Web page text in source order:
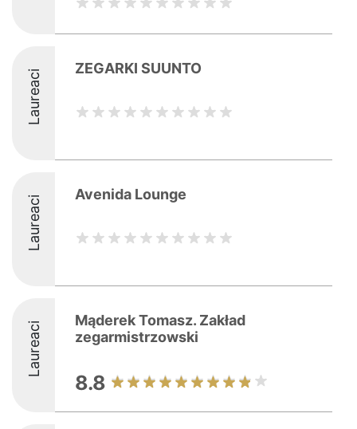
Laureaci ZEGARKI SUUNTO
Laureaci Avenida Lounge
Laureaci
Mąderek Tomasz. Zakład
zegarmistrzowski
8.8